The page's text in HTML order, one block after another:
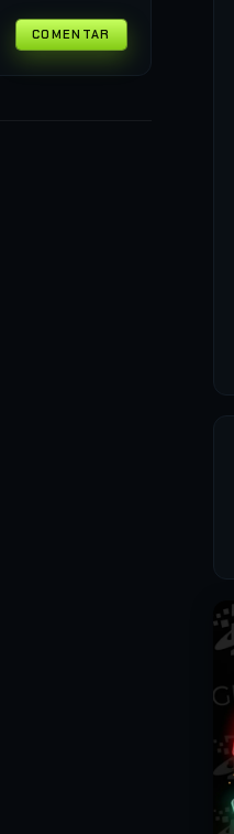
COMENTAR